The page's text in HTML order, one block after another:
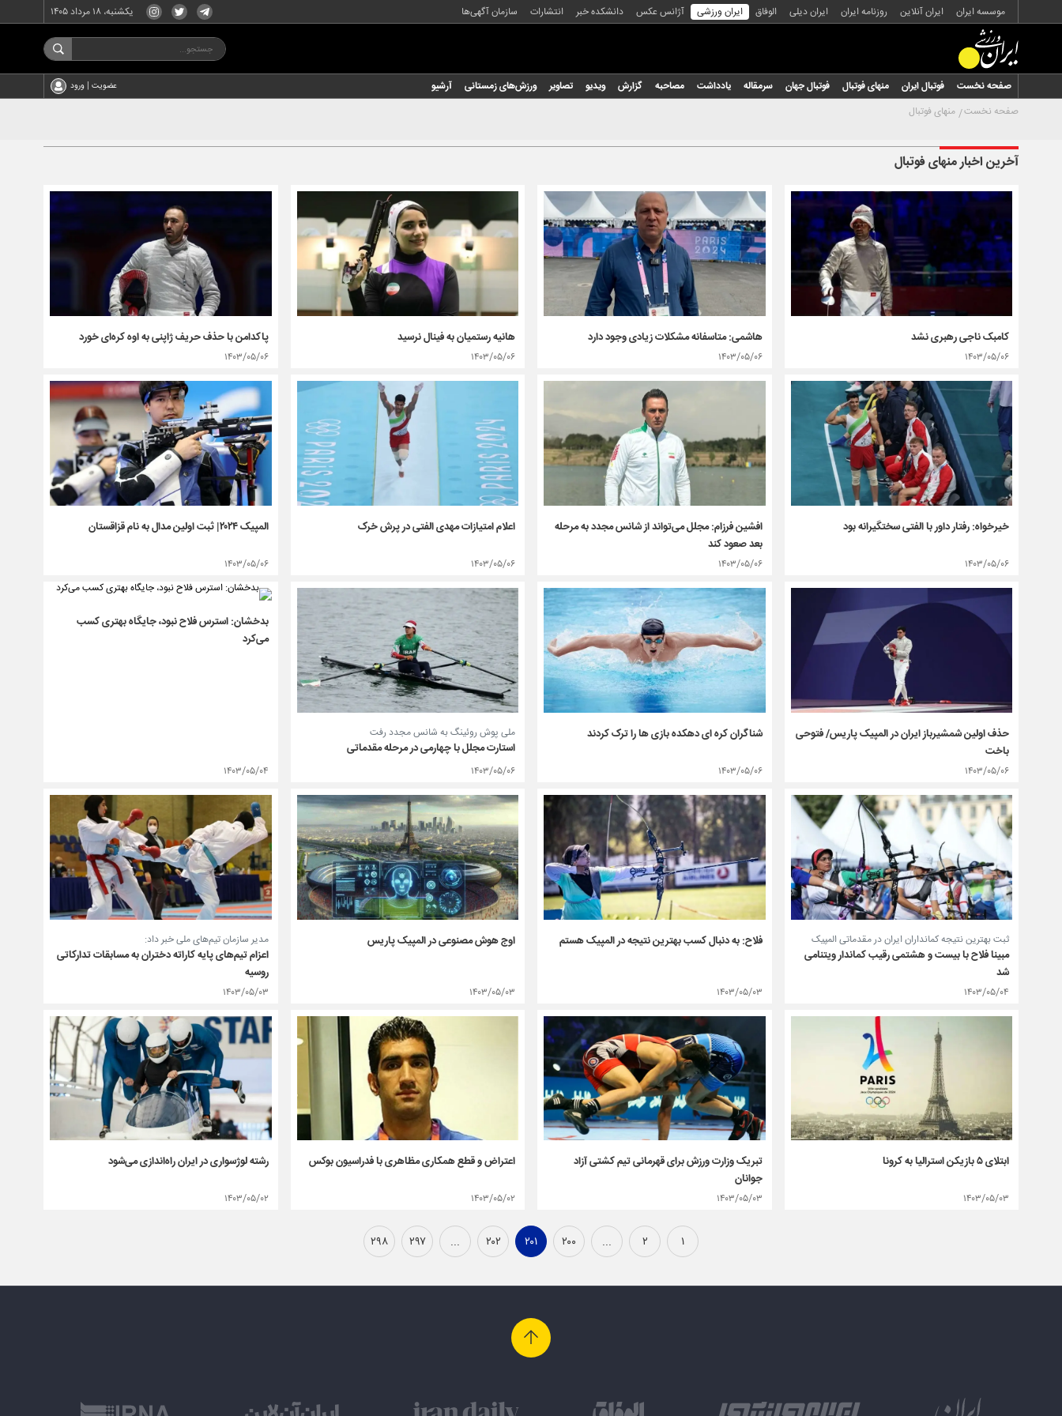
موسسه ایران ایران آنلاین روزنامه ایران ایران دیلی الوفاق ایران ورزشی آژانس عکس دانشکده خبر انتشارات سازمان آگهی‌ها یکشنبه، ۱۸ مرداد ۱۴۰۵
صفحه نخست فوتبال ایران منهای فوتبال فوتبال جهان سرمقاله یادداشت مصاحبه گزارش ویدیو تصاویر ورزش‌های زمستانی آرشیو عضویت | ورود
صفحه نخست منهای فوتبال
آخرین اخبار منهای فوتبال
کامبک ناجی رهبری نشد
۱۴۰۳/۰۵/۰۶
هاشمی: متاسفانه مشکلات زیادی وجود دارد
۱۴۰۳/۰۵/۰۶
هانیه رستمیان به فینال نرسید
۱۴۰۳/۰۵/۰۶
پاکدامن با حذف حریف ژاپنی به اوه کره‌ای خورد
۱۴۰۳/۰۵/۰۶
خیرخواه: رفتار داور با الفتی سختگیرانه بود
۱۴۰۳/۰۵/۰۶
افشین فرزام: مجلل می‌تواند از شانس مجدد به مرحله
بعد صعود کند
۱۴۰۳/۰۵/۰۶
اعلام امتیازات مهدی الفتی در پرش خرک
۱۴۰۳/۰۵/۰۶
المپیک ۲۰۲۴| ثبت اولین مدال به نام قزاقستان
۱۴۰۳/۰۵/۰۶
حذف اولین شمشیرباز ایران در المپیک پاریس/ فتوحی
باخت
۱۴۰۳/۰۵/۰۶
شناگران کره ای دهکده بازی ها را ترک کردند
۱۴۰۳/۰۵/۰۶
ملی پوش روئینگ به شانس مجدد رفت
استارت مجلل با چهارمی در مرحله مقدماتی
۱۴۰۳/۰۵/۰۶
بدخشان: استرس فلاح نبود، جایگاه بهتری کسب
می‌کرد
۱۴۰۳/۰۵/۰۴
ثبت بهترین نتیجه کمانداران ایران در مقدماتی المپیک
مبینا فلاح با بیست و هشتمی رقیب کماندار ویتنامی
شد
۱۴۰۳/۰۵/۰۴
فلاح: به دنبال کسب بهترین نتیجه در المپیک هستم
۱۴۰۳/۰۵/۰۳
اوج هوش مصنوعی در المپیک پاریس
۱۴۰۳/۰۵/۰۳
مدیر سازمان تیم‌های ملی خبر داد:
اعزام تیم‌های پایه کاراته دختران به مسابقات تدارکاتی
روسیه
۱۴۰۳/۰۵/۰۳
ابتلای ۵ بازیکن استرالیا به کرونا
۱۴۰۳/۰۵/۰۳
تبریک وزارت ورزش برای قهرمانی تیم کشتی آزاد
جوانان
۱۴۰۳/۰۵/۰۳
اعتراض و قطع همکاری مظاهری با فدراسیون بوکس
۱۴۰۳/۰۵/۰۲
رشته لوژسواری در ایران راه‌اندازی می‌شود
۱۴۰۳/۰۵/۰۲
۱ ۲ ... ۲۰۰ ۲۰۱ ۲۰۲ ... ۲۹۷ ۲۹۸